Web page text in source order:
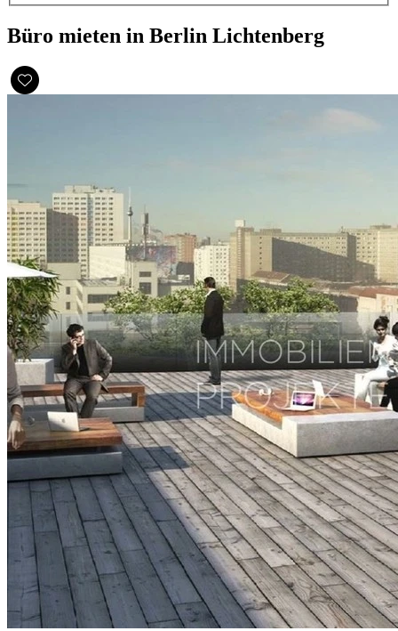
Büro mieten in Berlin Lichtenberg